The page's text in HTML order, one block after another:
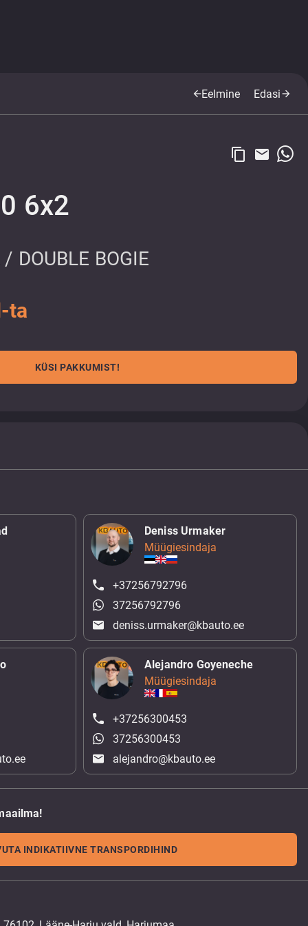
arrow_backEelmine Edasiarrow_forward
content_copy email
6x2
DOUBLE BOGIE
ta
KÜSI PAKKUMIST!
Deniss Urmaker
Müügiesindaja
+37256792796
37256792796
deniss.urmaker@kbauto.ee
Alejandro Goyeneche
Müügiesindaja
+37256300453
37256300453
alejandro@kbauto.ee
INDIKATIIVNE TRANSPORDIHIND